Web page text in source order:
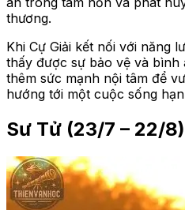
thương.
Khi Cự Giải kết nối với năng
thấy được sự bảo vệ và bình
thêm sức mạnh nội tâm để
hướng tới một cuộc sống
Sư Tử (23/7 – 22/